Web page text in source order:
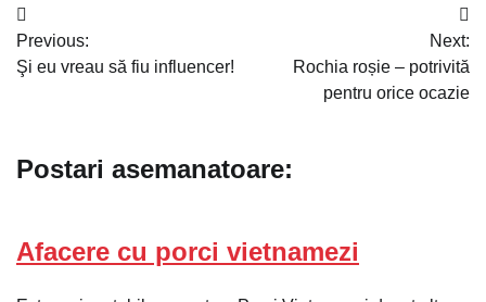
Navigare
în
Previous:
Şi eu vreau să fiu influencer!
Next:
Rochia roșie – potrivită
pentru orice ocazie
Postari asemanatoare:
Afacere cu porci vietnamezi